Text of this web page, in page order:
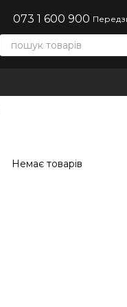
073 1 600 900
Немає товарів